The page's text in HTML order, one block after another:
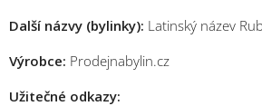
Další názvy (bylinky): Latinský název
Výrobce: Prodejnabylin.cz
Užitečné odkazy: